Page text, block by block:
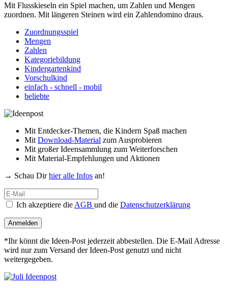
Mit Flusskieseln ein Spiel machen, um Zahlen und Mengen
zuordnen. Mit längeren Steinen wird ein Zahlendomino draus.
Zuordnungsspiel
Mengen
Zahlen
Kategoriebildung
Kindergartenkind
Vorschulkind
einfach - schnell - mobil
beliebte
Mit Entdecker-Themen, die Kindern Spaß machen
Mit Download-Material zum Ausprobieren
Mit großer Ideensammlung zum Weiterforschen
Mit Material-Empfehlungen und Aktionen
→ Schau Dirhier alle Infos an!
Ich akzeptiere die AGB und die Datenschutzerklärung
Anmelden
*Ihr könnt die Ideen-Post jederzeit abbestellen. Die E-Mail Adresse
wird nur zum Versand der Ideen-Post genutzt und nicht
weitergegeben.